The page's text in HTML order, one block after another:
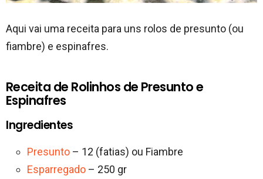
Aqui vai uma receita para uns rolos de presunto (ou
fiambre) e espinafres.
Receita de Rolinhos de Presunto e
Espinafres
Ingredientes
Presunto – 12 (fatias) ou Fiambre
Esparregado – 250 gr